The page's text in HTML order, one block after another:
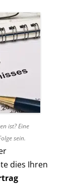
ist? Eine
sein.
dies Ihren